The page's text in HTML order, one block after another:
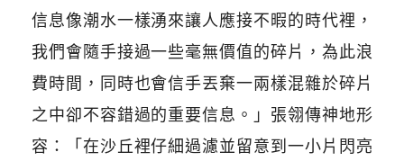
信息像潮水一樣湧來讓人應接不暇的時代裡，
我們會隨手接過一些毫無價值的碎片，為此浪
費時間，同時也會信手丟棄一兩樣混雜於碎片
之中卻不容錯過的重要信息。」張翎傳神地形
容：「在沙丘裡仔細過濾並留意到一小片閃亮